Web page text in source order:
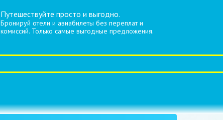
Путешествуйте просто и выгодно.
Бронируй отели и авиабилеты без переплат и
комиссий. Только самые выгодные предложения.